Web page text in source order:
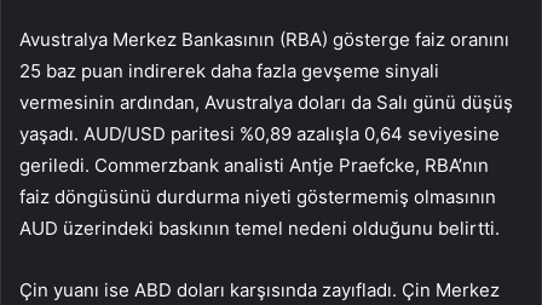
Avustralya Merkez Bankasının (RBA) gösterge faiz oranını
25 baz puan indirerek daha fazla gevşeme sinyali
vermesinin ardından, Avustralya doları da Salı günü düşüş
yaşadı. AUD/USD paritesi %0,89 azalışla 0,64 seviyesine
geriledi. Commerzbank analisti Antje Praefcke, RBA’nın
faiz döngüsünü durdurma niyeti göstermemiş olmasının
AUD üzerindeki baskının temel nedeni olduğunu belirtti.
Çin yuanı ise ABD doları karşısında zayıfladı. Çin Merkez